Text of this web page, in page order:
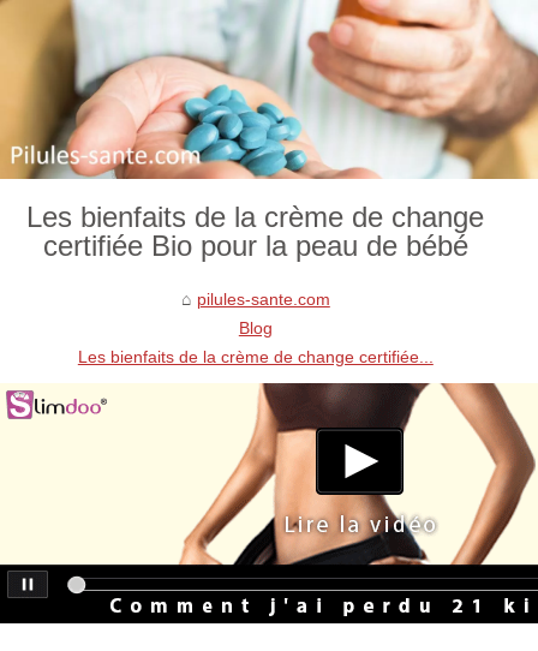
Les bienfaits de la crème de change
certifiée Bio pour la peau de bébé
pilules-sante.com
Blog
Les bienfaits de la crème de change certifiée...